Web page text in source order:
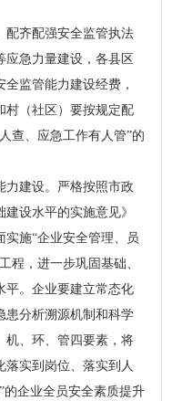
配齐配强安全监管执法
应急力量建设，各县区
监管能力建设经费，
村（社区）要按规定配
查、应急工作有人管”的
力建设。严格按照市政
设水平的实施意见》
实施“企业安全管理、员
程，进一步巩固基础、
平。企业要建立常态化
患分析溯源机制和科学
机、环、管四要素，将
落实到岗位、落实到人
的企业全员安全素质提升